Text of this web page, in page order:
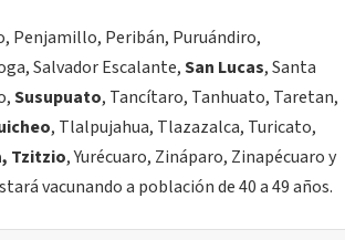
Penjamillo, Peribán, Puruándiro,
Salvador Escalante,San Lucas, Santa
Susupuato, Tancítaro, Tanhuato, Taretan,
, Tlalpujahua, Tlazazalca, Turicato,
Tzitzio, Yurécuaro, Zináparo, Zinapécuaro y
vacunando a población de 40 a 49 años.